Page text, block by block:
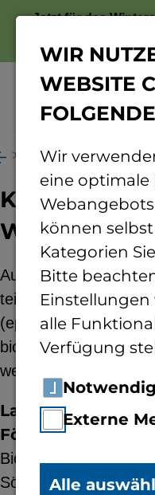
Jetzt für das
Projekte
Werkstoffe
Aus Naturfasern (Fa.
teilweise biogenen
(epoxidiertes Leinöl,
biogenes
werden.
Laufzeit:
01.2012 -
Förderer:
Bio-Composites And
Söhne Vliesstoffwerk
WIR
WEBSITE
Wir
eine optimale
können
Kategorien
Bitte
alle
Verfügung
Externe
Alle